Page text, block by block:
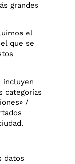
grandes
el
que se
incluyen
categorías
/
datos